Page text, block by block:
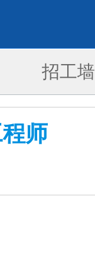
招工墙
师